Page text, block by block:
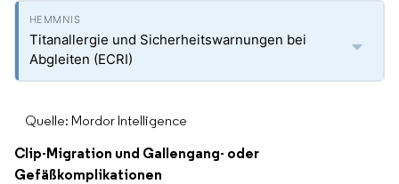
Titanallergie und Sicherheitswarnungen bei
Abgleiten (ECRI)
Quelle: Mordor Intelligence
Clip-Migration und Gallengang- oder
Gefäßkomplikationen